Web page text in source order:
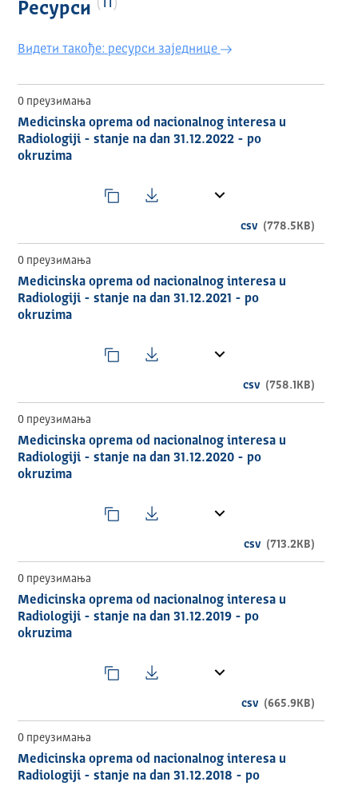
шифре групе
назива групе
назива подгрупе
Ресурси 11
Видети такође: ресурси заједнице
0 преузимања
Medicinska oprema od nacionalnog interesa u
Radiologiji - stanje na dan 31.12.2022 - po
okruzima
csv (778.5KB)
0 преузимања
Medicinska oprema od nacionalnog interesa u
Radiologiji - stanje na dan 31.12.2021 - po
okruzima
csv (758.1KB)
0 преузимања
Medicinska oprema od nacionalnog interesa u
Radiologiji - stanje na dan 31.12.2020 - po
okruzima
csv (713.2KB)
0 преузимања
Medicinska oprema od nacionalnog interesa u
Radiologiji - stanje na dan 31.12.2019 - po
okruzima
csv (665.9KB)
0 преузимања
Medicinska oprema od nacionalnog interesa u
Radiologiji - stanje na dan 31.12.2018 - po